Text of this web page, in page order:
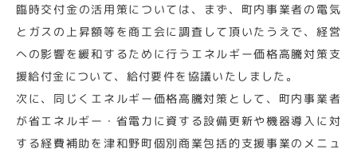
臨時交付金の活用策については、まず、町内事業者の電気
とガスの上昇額等を商工会に調査して頂いたうえで、経営
への影響を緩和するために行うエネルギー価格高騰対策支
援給付金について、給付要件を協議いたしました。
次に、同じくエネルギー価格高騰対策として、町内事業者
が省エネルギー・省電力に資する設備更新や機器導入に対
する経費補助を津和野町個別商業包括的支援事業のメニュ